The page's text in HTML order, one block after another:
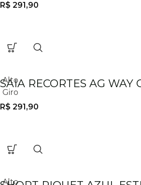
R$ 291,90
Alto
Giro
SAIA RECORTES AG
R$ 291,90
Alto